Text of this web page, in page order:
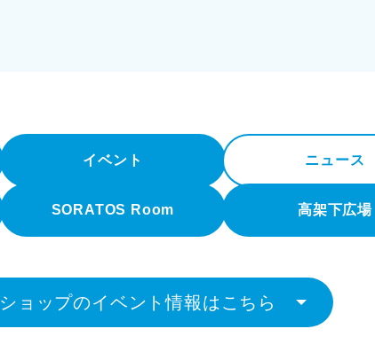
イベント ニュース
SORATOS Room 高架下広場
ショップのイベント情報はこちら